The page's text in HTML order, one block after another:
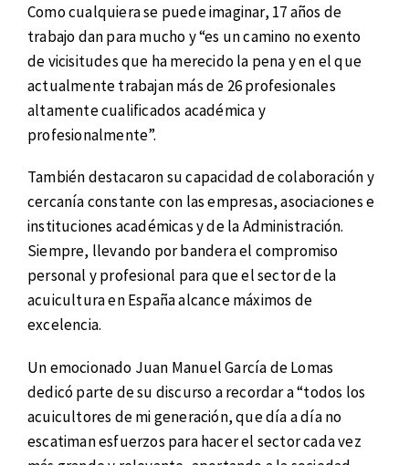
Como cualquiera se puede imaginar, 17 años de
trabajo dan para mucho y “es un camino no exento
de vicisitudes que ha merecido la pena y en el que
actualmente trabajan más de 26 profesionales
altamente cualificados académica y
profesionalmente”.
También destacaron su capacidad de colaboración y
cercanía constante con las empresas, asociaciones e
instituciones académicas y de la Administración.
Siempre, llevando por bandera el compromiso
personal y profesional para que el sector de la
acuicultura en España alcance máximos de
excelencia.
Un emocionado Juan Manuel García de Lomas
dedicó parte de su discurso a recordar a “todos los
acuicultores de mi generación, que día a día no
escatiman esfuerzos para hacer el sector cada vez